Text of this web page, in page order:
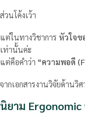
ส่วนโค้งเว้า
แต่ในทางวิชาการ หัวใจข
เท่านั้นค่ะ
แต่คือคำว่า “ความพอดี
จากเอกสารงานวิจัยด้านวิ
นิยาม Ergonomic